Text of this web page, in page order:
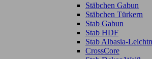
Stäbchen Gabun
Stäbchen Türkern
Stab Gabun
Stab HDF
Stab Albasia-
CrossCore